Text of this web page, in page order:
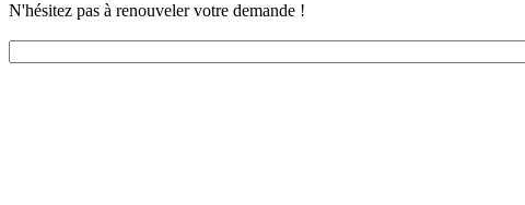
N'hésitez pas à renouveler votre demande !